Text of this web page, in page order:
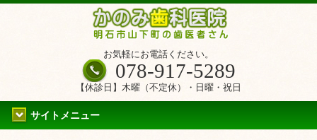
お気軽にお電話ください。
078-917-5289
【休診日】木曜（不定休）・日曜・祝日
サイトメニュー